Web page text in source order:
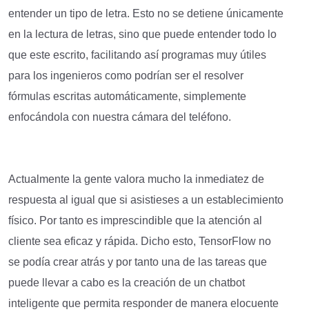
entender un tipo de letra. Esto no se detiene únicamente
en la lectura de letras, sino que puede entender todo lo
que este escrito, facilitando así programas muy útiles
para los ingenieros como podrían ser el resolver
fórmulas escritas automáticamente, simplemente
enfocándola con nuestra cámara del teléfono.
Actualmente la gente valora mucho la inmediatez de
respuesta al igual que si asistieses a un establecimiento
físico. Por tanto es imprescindible que la atención al
cliente sea eficaz y rápida. Dicho esto, TensorFlow no
se podía crear atrás y por tanto una de las tareas que
puede llevar a cabo es la creación de un chatbot
inteligente que permita responder de manera elocuente